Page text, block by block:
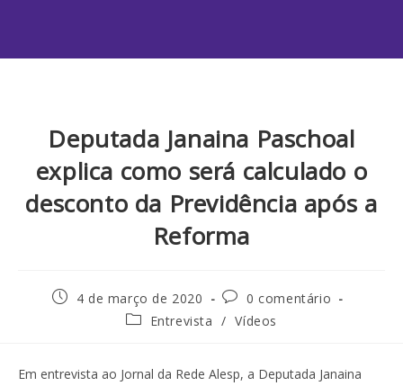
Deputada Janaina Paschoal
explica como será calculado o
desconto da Previdência após a
Reforma
4 de março de 2020
0 comentário
Entrevista / Vídeos
Em entrevista ao Jornal da Rede Alesp, a Deputada Janaina